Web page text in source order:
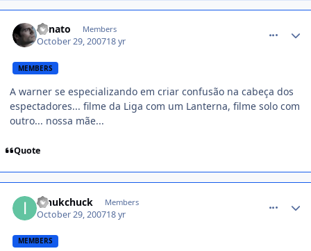
Renato Members
October 29, 200718 yr
MEMBERS
A warner se especializando em criar confusão na cabeça dos
espectadores... filme da Liga com um Lanterna, filme solo com
outro... nossa mãe...
Quote
innukchuck Members
October 29, 200718 yr
MEMBERS